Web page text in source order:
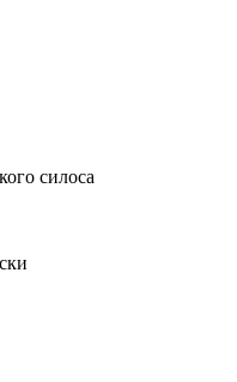
силоса